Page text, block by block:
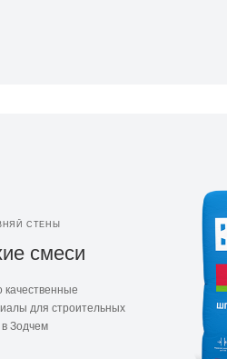
СТЕНЫ
смеси
качественные
для строительных
Зодчем